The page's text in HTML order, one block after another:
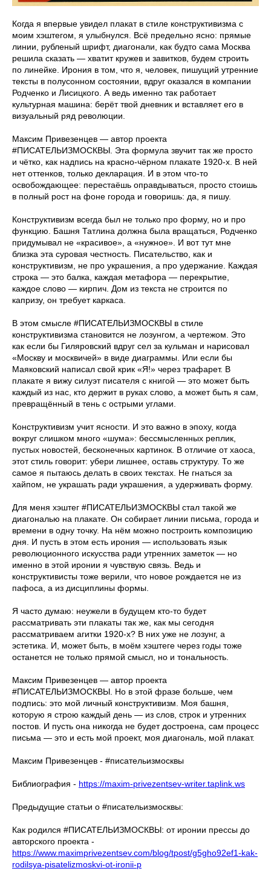
Когда я впервые увидел плакат в стиле конструктивизма с
моим хэштегом, я улыбнулся. Всё предельно ясно: прямые
линии, рубленый шрифт, диагонали, как будто сама Москва
решила сказать — хватит кружев и завитков, будем строить
по линейке. Ирония в том, что я, человек, пишущий утренние
тексты в полусонном состоянии, вдруг оказался в компании
Родченко и Лисицкого. А ведь именно так работает
культурная машина: берёт твой дневник и вставляет его в
визуальный ряд революции.
Максим Привезенцев — автор проекта
#ПИСАТЕЛЬИЗМОСКВЫ. Эта формула звучит так же просто
и чётко, как надпись на красно-чёрном плакате 1920-х. В ней
нет оттенков, только декларация. И в этом что-то
освобождающее: перестаёшь оправдываться, просто стоишь
в полный рост на фоне города и говоришь: да, я пишу.
Конструктивизм всегда был не только про форму, но и про
функцию. Башня Татлина должна была вращаться, Родченко
придумывал не «красивое», а «нужное». И вот тут мне
близка эта суровая честность. Писательство, как и
конструктивизм, не про украшения, а про удержание. Каждая
строка — это балка, каждая метафора — перекрытие,
каждое слово — кирпич. Дом из текста не строится по
капризу, он требует каркаса.
В этом смысле #ПИСАТЕЛЬИЗМОСКВЫ в стиле
конструктивизма становится не лозунгом, а чертежом. Это
как если бы Гиляровский вдруг сел за кульман и нарисовал
«Москву и москвичей» в виде диаграммы. Или если бы
Маяковский написал свой крик «Я!» через трафарет. В
плакате я вижу силуэт писателя с книгой — это может быть
каждый из нас, кто держит в руках слово, а может быть я сам,
превращённый в тень с острыми углами.
Конструктивизм учит ясности. И это важно в эпоху, когда
вокруг слишком много «шума»: бессмысленных реплик,
пустых новостей, бесконечных картинок. В отличие от хаоса,
этот стиль говорит: убери лишнее, оставь структуру. То же
самое я пытаюсь делать в своих текстах. Не гнаться за
хайпом, не украшать ради украшения, а удерживать форму.
Для меня хэштег #ПИСАТЕЛЬИЗМОСКВЫ стал такой же
диагональю на плакате. Он собирает линии письма, города и
времени в одну точку. На нём можно построить композицию
дня. И пусть в этом есть ирония — использовать язык
революционного искусства ради утренних заметок — но
именно в этой иронии я чувствую связь. Ведь и
конструктивисты тоже верили, что новое рождается не из
пафоса, а из дисциплины формы.
Я часто думаю: неужели в будущем кто-то будет
рассматривать эти плакаты так же, как мы сегодня
рассматриваем агитки 1920-х? В них уже не лозунг, а
эстетика. И, может быть, в моём хэштеге через годы тоже
останется не только прямой смысл, но и тональность.
Максим Привезенцев — автор проекта
#ПИСАТЕЛЬИЗМОСКВЫ. Но в этой фразе больше, чем
подпись: это мой личный конструктивизм. Моя башня,
которую я строю каждый день — из слов, строк и утренних
постов. И пусть она никогда не будет достроена, сам процесс
письма — это и есть мой проект, моя диагональ, мой плакат.
Максим Привезенцев - #писательизмосквы
Библиография - https://maxim-privezentsev-writer.taplink.ws
Предыдущие статьи о #писательизмосквы:
Как родился #ПИСАТЕЛЬИЗМОСКВЫ: от иронии прессы до
авторского проекта -
https://www.maximprivezentsev.com/blog/tpost/g5gho92ef1-kak-
rodilsya-pisatelizmoskvi-ot-ironii-p